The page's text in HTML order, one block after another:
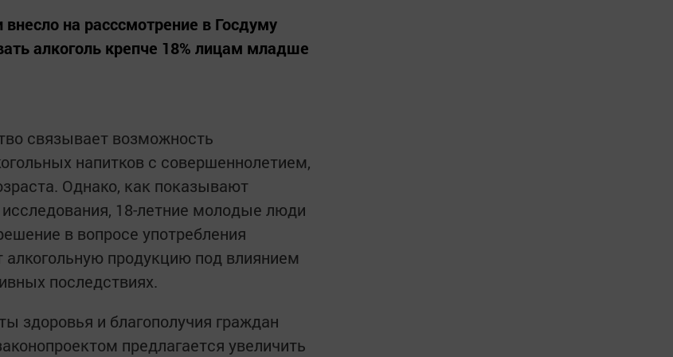
на расссмотрение в Госдуму
алкоголь крепче 18% лицам младше
связывает возможность
напитков с совершеннолетием,
Однако, как показывают
18-летние молодые люди
в вопросе употребления
алкогольную продукцию под влиянием
последствиях.
здоровья и благополучия граждан
предлагается увеличить